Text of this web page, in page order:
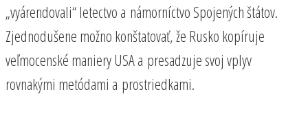
„vyárendovali“ letectvo a námorníctvo Spojených štátov.
Zjednodušene možno konštatovať, že Rusko kopíruje
veľmocenské maniery USA a presadzuje svoj vplyv
rovnakými metódami a prostriedkami.